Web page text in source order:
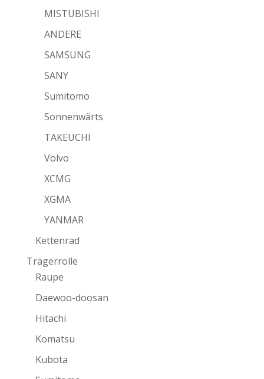
MISTUBISHI
ANDERE
SAMSUNG
SANY
Sumitomo
Sonnenwärts
TAKEUCHI
Volvo
XCMG
XGMA
YANMAR
Kettenrad
Trägerrolle
Raupe
Daewoo-doosan
Hitachi
Komatsu
Kubota